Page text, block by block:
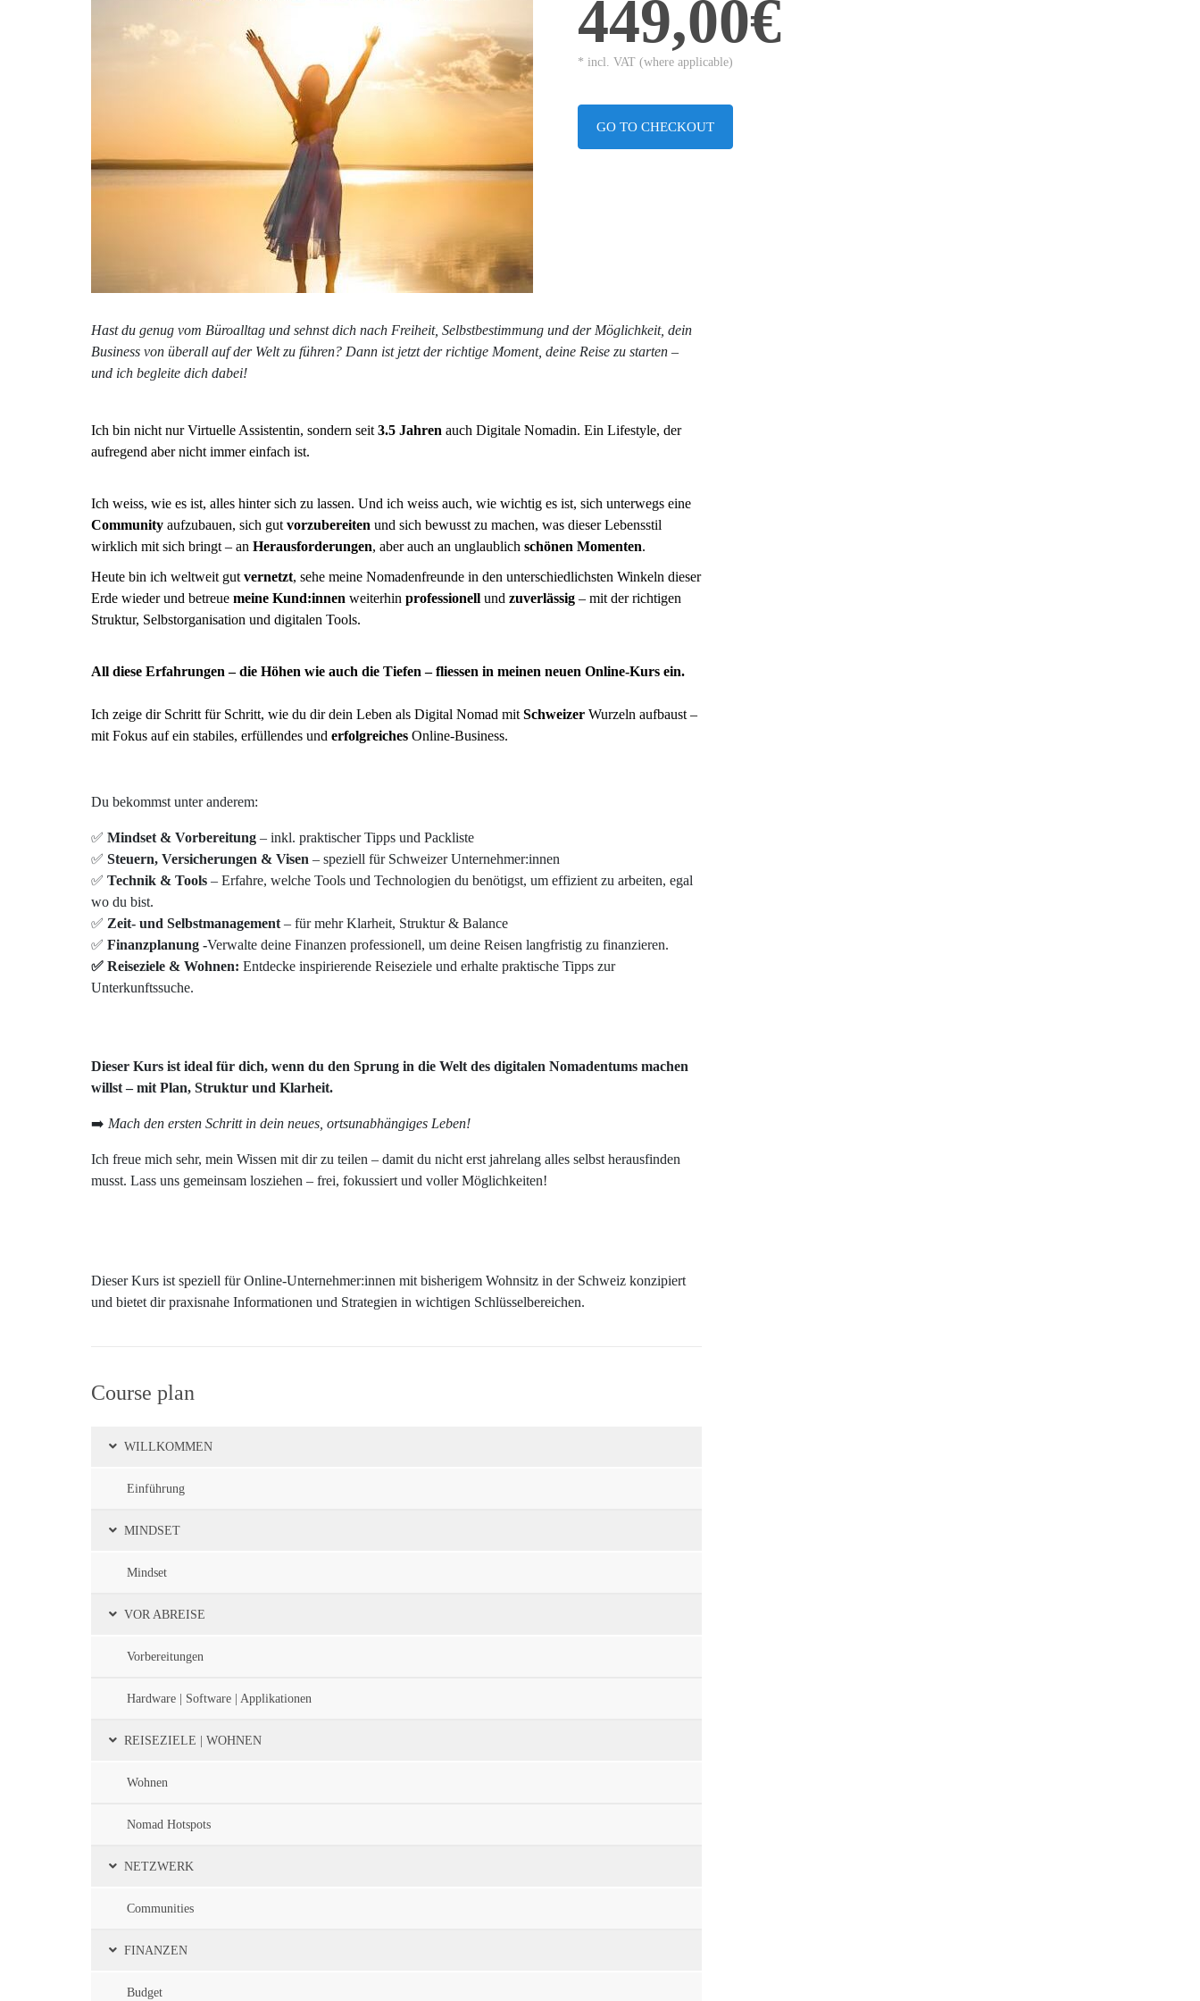
449,00€
* incl. VAT (where applicable)
GO TO CHECKOUT
Hast du genug vom Büroalltag und sehnst dich nach Freiheit, Selbstbestimmung und der Möglichkeit, dein
Business von überall auf der Welt zu führen? Dann ist jetzt der richtige Moment, deine Reise zu starten –
und ich begleite dich dabei!
Ich bin nicht nur Virtuelle Assistentin, sondern seit 3.5 Jahren auch Digitale Nomadin. Ein Lifestyle, der
aufregend aber nicht immer einfach ist.
Ich weiss, wie es ist, alles hinter sich zu lassen. Und ich weiss auch, wie wichtig es ist, sich unterwegs eine
Community aufzubauen, sich gut vorzubereiten und sich bewusst zu machen, was dieser Lebensstil
wirklich mit sich bringt – an Herausforderungen, aber auch an unglaublich schönen Momenten.
Heute bin ich weltweit gut vernetzt, sehe meine Nomadenfreunde in den unterschiedlichsten Winkeln dieser
Erde wieder und betreue meine Kund:innen weiterhin professionell und zuverlässig – mit der richtigen
Struktur, Selbstorganisation und digitalen Tools.
All diese Erfahrungen – die Höhen wie auch die Tiefen – fliessen in meinen neuen Online-Kurs ein.
Ich zeige dir Schritt für Schritt, wie du dir dein Leben als Digital Nomad mit Schweizer Wurzeln aufbaust –
mit Fokus auf ein stabiles, erfüllendes und erfolgreiches Online-Business.
Du bekommst unter anderem:
✅ Mindset & Vorbereitung – inkl. praktischer Tipps und Packliste
✅ Steuern, Versicherungen & Visen – speziell für Schweizer Unternehmer:innen
✅ Technik & Tools – Erfahre, welche Tools und Technologien du benötigst, um effizient zu arbeiten, egal
wo du bist.
✅ Zeit- und Selbstmanagement – für mehr Klarheit, Struktur & Balance
✅ Finanzplanung -Verwalte deine Finanzen professionell, um deine Reisen langfristig zu finanzieren.
✅ Reiseziele & Wohnen: Entdecke inspirierende Reiseziele und erhalte praktische Tipps zur
Unterkunftssuche.
Dieser Kurs ist ideal für dich, wenn du den Sprung in die Welt des digitalen Nomadentums machen
willst – mit Plan, Struktur und Klarheit.
➡️ Mach den ersten Schritt in dein neues, ortsunabhängiges Leben!
Ich freue mich sehr, mein Wissen mit dir zu teilen – damit du nicht erst jahrelang alles selbst herausfinden
musst. Lass uns gemeinsam losziehen – frei, fokussiert und voller Möglichkeiten!
Dieser Kurs ist speziell für Online-Unternehmer:innen mit bisherigem Wohnsitz in der Schweiz konzipiert
und bietet dir praxisnahe Informationen und Strategien in wichtigen Schlüsselbereichen.
Course plan
WILLKOMMEN
Einführung
MINDSET
Mindset
VOR ABREISE
Vorbereitungen
Hardware | Software | Applikationen
REISEZIELE | WOHNEN
Wohnen
Nomad Hotspots
NETZWERK
Communities
FINANZEN
Budget